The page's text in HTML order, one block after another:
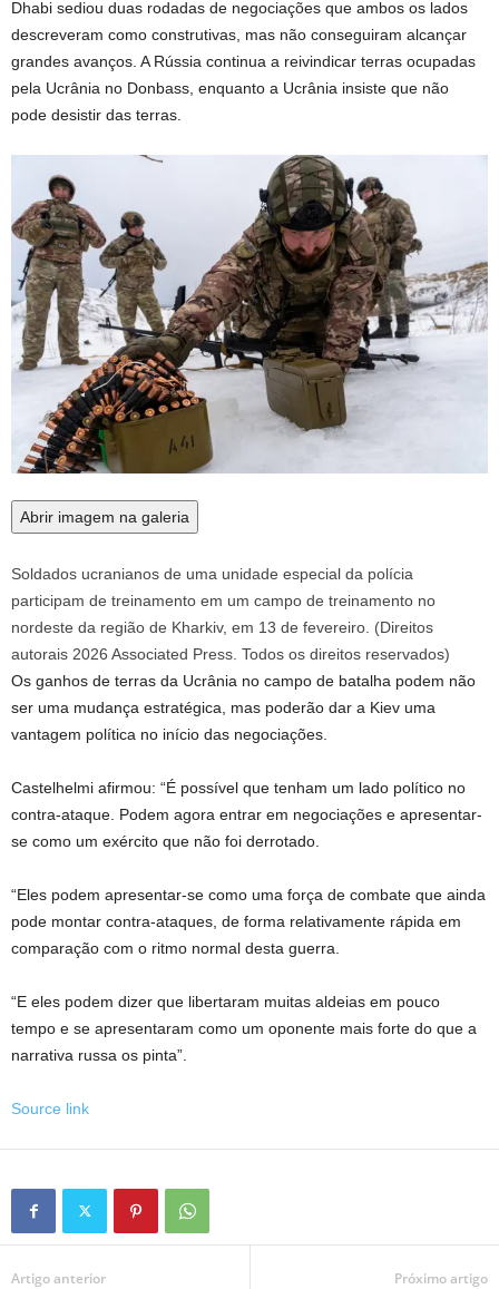
Dhabi sediou duas rodadas de negociações que ambos os lados
descreveram como construtivas, mas não conseguiram alcançar
grandes avanços. A Rússia continua a reivindicar terras ocupadas
pela Ucrânia no Donbass, enquanto a Ucrânia insiste que não
pode desistir das terras.
Abrir imagem na galeria
Soldados ucranianos de uma unidade especial da polícia
participam de treinamento em um campo de treinamento no
nordeste da região de Kharkiv, em 13 de fevereiro. (Direitos
autorais 2026 Associated Press. Todos os direitos reservados)
Os ganhos de terras da Ucrânia no campo de batalha podem não
ser uma mudança estratégica, mas poderão dar a Kiev uma
vantagem política no início das negociações.
Castelhelmi afirmou: “É possível que tenham um lado político no
contra-ataque. Podem agora entrar em negociações e apresentar-
se como um exército que não foi derrotado.
“Eles podem apresentar-se como uma força de combate que ainda
pode montar contra-ataques, de forma relativamente rápida em
comparação com o ritmo normal desta guerra.
“E eles podem dizer que libertaram muitas aldeias em pouco
tempo e se apresentaram como um oponente mais forte do que a
narrativa russa os pinta”.
Source link
Artigo anterior Próximo artigo